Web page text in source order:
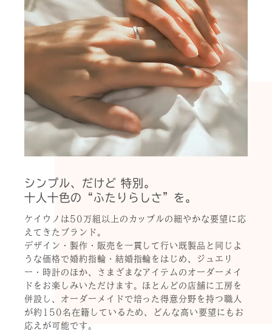
シンプル、だけど 特別。
十人十色の“ふたりらしさ”を。
ケイウノは50万組以上のカップルの細やかな要望に応
えてきたブランド。
デザイン・製作・販売を一貫して行い既製品と同じよ
うな価格で婚約指輪・結婚指輪をはじめ、ジュエリ
ー・時計のほか、さまざまなアイテムのオーダーメイ
ドをお楽しみいただけます。ほとんどの店舗に工房を
併設し、オーダーメイドで培った得意分野を持つ職人
が約150名在籍しているため、どんな高い要望にもお
応えが可能です。